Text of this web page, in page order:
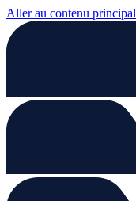
Aller au contenu principal